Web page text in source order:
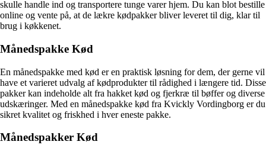
skulle handle ind og transportere tunge varer hjem. Du kan blot bestille
online og vente på, at de lækre kødpakker bliver leveret til dig, klar til
brug i køkkenet.
Månedspakke Kød
En månedspakke med kød er en praktisk løsning for dem, der gerne vil
have et varieret udvalg af kødprodukter til rådighed i længere tid. Disse
pakker kan indeholde alt fra hakket kød og fjerkræ til bøffer og diverse
udskæringer. Med en månedspakke kød fra Kvickly Vordingborg er du
sikret kvalitet og friskhed i hver eneste pakke.
Månedspakker Kød